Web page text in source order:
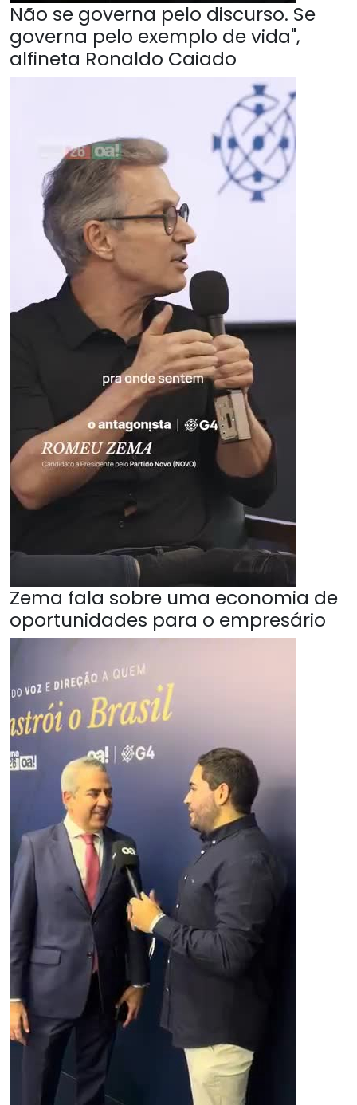
Não se governa pelo discurso. Se
governa pelo exemplo de vida",
alfineta Ronaldo Caiado
Zema fala sobre uma economia de
oportunidades para o empresário